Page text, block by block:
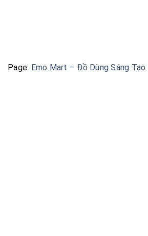
Page: Emo Mart – Đồ Dùng Sáng Tạo